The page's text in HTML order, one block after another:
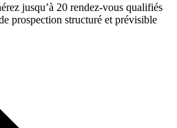
jusqu’à 20 rendez-vous qualifiés
prospection structuré et prévisible